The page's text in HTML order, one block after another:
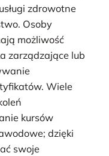
zdrowotne
Osoby
możliwość
zarządzające lub
Wiele
kursów
dzięki
swoje